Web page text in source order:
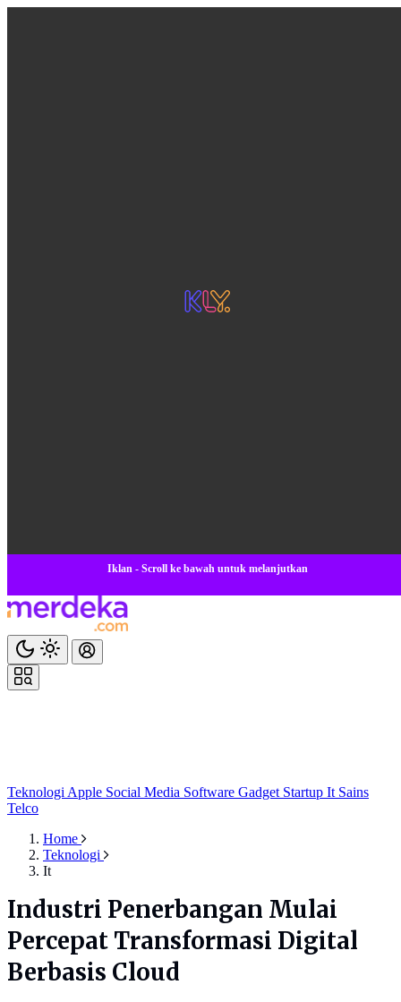
Iklan - Scroll ke bawah untuk melanjutkan
Teknologi Apple Social Media Software Gadget Startup It Sains
Telco
Home
Teknologi
It
Industri Penerbangan Mulai
Percepat Transformasi Digital
Berbasis Cloud